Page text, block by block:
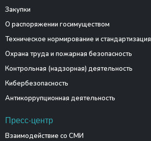
Закупки
О распоряжении госимуществом
Техническое нормирование и стандартизация
Охрана труда и пожарная безопасность
Контрольная (надзорная) деятельность
Кибербезопасность
Антикоррупционная деятельность
Пресс-центр
Взаимодействие со СМИ